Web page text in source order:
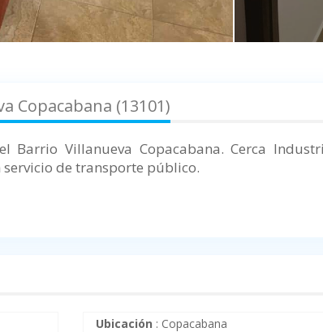
Copacabana (13101)
Barrio Villanueva Copacabana.Cerca
servicio de transporte público.
Ubicación : Copacabana